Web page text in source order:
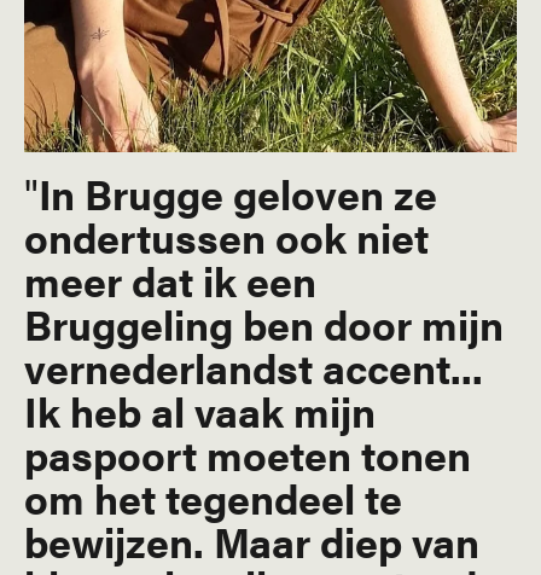
In Brugge geloven ze
ondertussen ook niet
meer dat ik een
Bruggeling ben door mijn
vernederlandst accent...
Ik heb al vaak mijn
paspoort moeten tonen
om het tegendeel te
bewijzen. Maar diep van